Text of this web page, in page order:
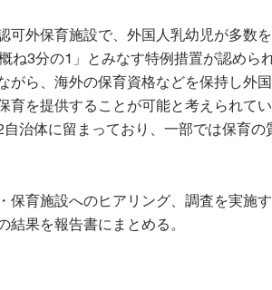
可外保育施設で、外国人乳幼児が多数を
ね3分の1」とみなす特例措置が認めら
がら、海外の保育資格などを保持し外
を提供することが可能と考えられてい
治体に留まっており、一部では保育の
保育施設へのヒアリング、調査を実施
果を報告書にまとめる。